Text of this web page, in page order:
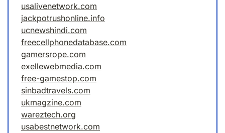
usalivenetwork.com
jackpotrushonline.info
ucnewshindi.com
freecellphonedatabase.com
gamersrope.com
exellewebmedia.com
free-gamestop.com
sinbadtravels.com
ukmagzine.com
wareztech.org
usabestnetwork.com